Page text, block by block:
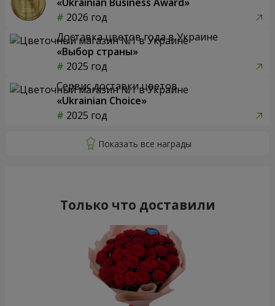
2026 год
Доставка цветов года в Украине
«Выбор страны»
2025 год
Сервис доставки цветов
«Ukrainian Choice»
2025 год
Только что доставили